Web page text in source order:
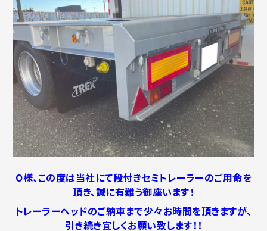
O様、この度は当社にて段付きセミトレーラーのご用命を
頂き、誠に有難う御座います！
トレーラーヘッドのご納車まで少々お時間を頂きますが、
引き続き宜しくお願い致します！！